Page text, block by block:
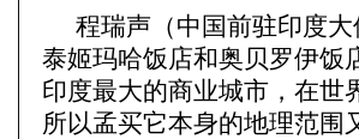
程瑞声（中国前驻印度
泰姬玛哈饭店和奥贝罗伊饭
印度最大的商业城市，在世
所以孟买它本身的地理范围